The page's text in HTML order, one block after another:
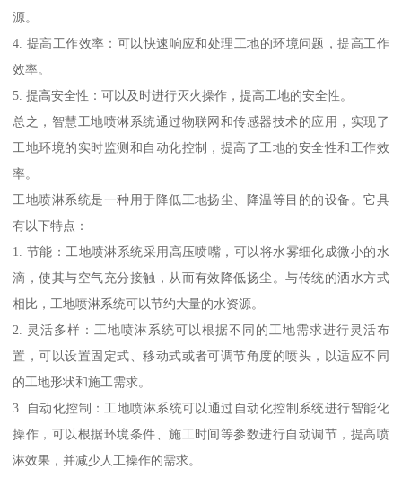
源。
4. 提高工作效率：可以快速响应和处理工地的环境问题，提高工作
效率。
5. 提高安全性：可以及时进行灭火操作，提高工地的安全性。
总之，智慧工地喷淋系统通过物联网和传感器技术的应用，实现了
工地环境的实时监测和自动化控制，提高了工地的安全性和工作效
率。
工地喷淋系统是一种用于降低工地扬尘、降温等目的的设备。它具
有以下特点：
1. 节能：工地喷淋系统采用高压喷嘴，可以将水雾细化成微小的水
滴，使其与空气充分接触，从而有效降低扬尘。与传统的洒水方式
相比，工地喷淋系统可以节约大量的水资源。
2. 灵活多样：工地喷淋系统可以根据不同的工地需求进行灵活布
置，可以设置固定式、移动式或者可调节角度的喷头，以适应不同
的工地形状和施工需求。
3. 自动化控制：工地喷淋系统可以通过自动化控制系统进行智能化
操作，可以根据环境条件、施工时间等参数进行自动调节，提高喷
淋效果，并减少人工操作的需求。